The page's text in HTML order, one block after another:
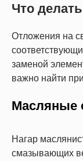
Что
Отложения на
заменой
важно найти
Масляные
Нагар
смазывающих